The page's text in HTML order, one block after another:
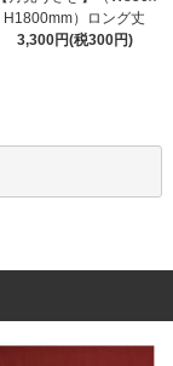
H1800mm）ロング丈
3,300円(税300円)